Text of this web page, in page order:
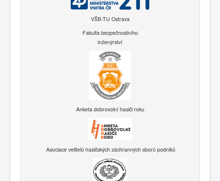
VŠB-TU Ostrava
Fakulta bezpečnostního
inženýrství
Anketa dobrovolní hasiči roku
Asociace velitelů hasičských záchranných sborů podniků